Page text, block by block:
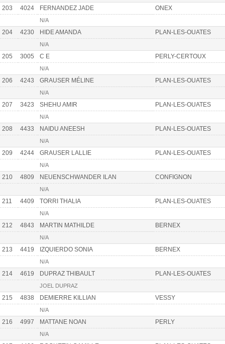
203 4024 FERNANDEZ JADE ONEX
N/A
204 4230 HIDE AMANDA PLAN-LES-OUATES
N/A
205 3005 C E PERLY-CERTOUX
N/A
206 4243 GRAUSER MÉLINE PLAN-LES-OUATES
N/A
207 3423 SHEHU AMIR PLAN-LES-OUATES
N/A
208 4433 NAIDU ANEESH PLAN-LES-OUATES
N/A
209 4244 GRAUSER LALLIE PLAN-LES-OUATES
N/A
210 4809 NEUENSCHWANDER ILAN CONFIGNON
N/A
211 4409 TORRI THALIA PLAN-LES-OUATES
N/A
212 4843 MARTIN MATHILDE BERNEX
N/A
213 4419 IZQUIERDO SONIA BERNEX
N/A
214 4619 DUPRAZ THIBAULT PLAN-LES-OUATES
JOEL DUPRAZ
215 4838 DEMIERRE KILLIAN VESSY
N/A
216 4997 MATTANE NOAN PERLY
N/A